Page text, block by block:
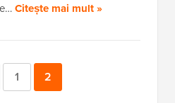
Citește mai mult »
Pagina
1 Pagina
2